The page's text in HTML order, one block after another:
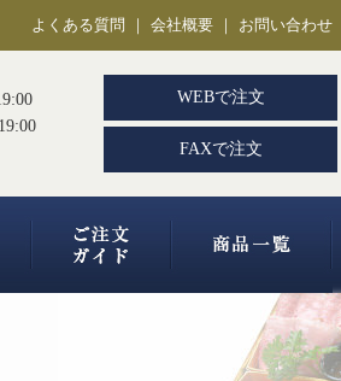
よくある質問 ｜ 会社概要 ｜ お問い合わせ
WEBで注文
FAXで注文